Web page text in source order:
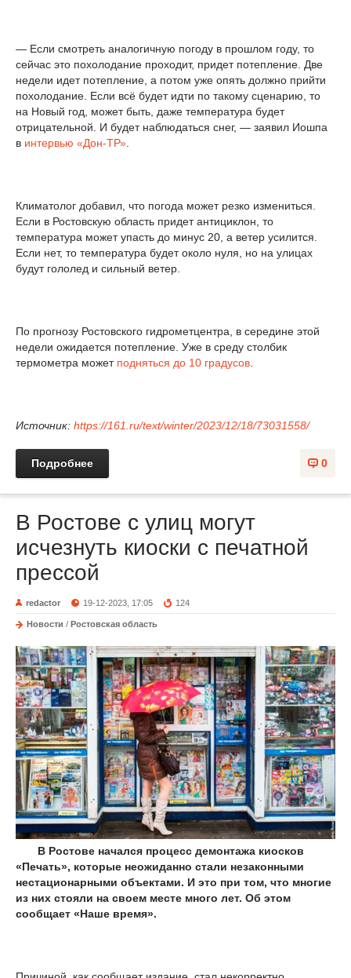
— Если смотреть аналогичную погоду в прошлом году, то
сейчас это похолодание проходит, придет потепление. Две
недели идет потепление, а потом уже опять должно прийти
похолодание. Если всё будет идти по такому сценарию, то
на Новый год, может быть, даже температура будет
отрицательной. И будет наблюдаться снег, — заявил Иошпа
в интервью «Дон-ТР»
Климатолог добавил, что погода может резко измениться.
Если в Ростовскую область придет антициклон, то
температура может упасть до минус 20, а ветер усилится.
Если нет, то температура будет около нуля, но на улицах
будут гололед и сильный ветер.
По прогнозу Ростовского гидрометцентра, в середине этой
недели ожидается потепление. Уже в среду столбик
термометра может подняться до 10 градусов
Источник: https://161.ru/text/winter/2023/12/18/73031558/
0
Подробнее
В Ростове с улиц могут
исчезнуть киоски с печатной
прессой
redactor 19-12-2023, 17:05 124
Новости / Ростовская область
В Ростове начался процесс демонтажа киосков
«Печать», которые неожиданно стали незаконными
нестационарными объектами. И это при том, что многие
из них стояли на своем месте много лет. Об этом
сообщает «Наше время».